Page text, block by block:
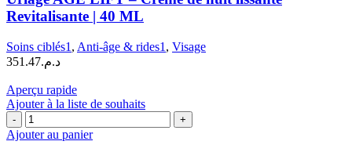
LIFT
–
de
nuit
Revitalisante
|
40
ML
Revitalisante | 40 ML
Soins ciblés1 , Anti-âge & rides1 , Visage
د.م.351.47
Aperçu rapide
Ajouter à la liste de souhaits
quantité
de
Ajouter au panier